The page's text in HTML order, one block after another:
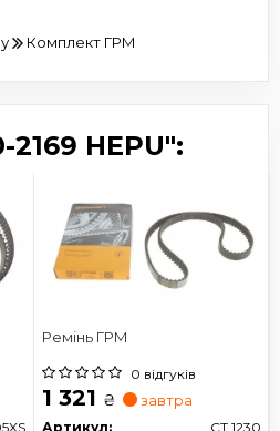
Комплект ГРМ
HEPU":
Ремінь ГРМ
0 відгуків
1 321 ₴ завтра
Артикул:
CT 1230